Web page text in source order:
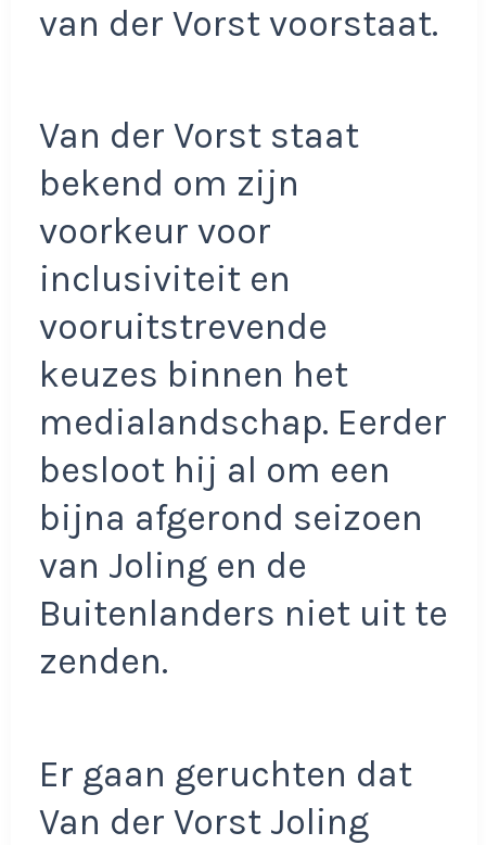
van der Vorst voorstaat.
Van der Vorst staat
bekend om zijn
voorkeur voor
inclusiviteit en
vooruitstrevende
keuzes binnen het
medialandschap. Eerder
besloot hij al om een
bijna afgerond seizoen
van Joling en de
Buitenlanders niet uit te
zenden.
Er gaan geruchten dat
Van der Vorst Joling